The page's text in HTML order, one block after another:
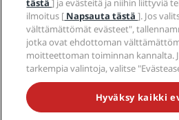
ÄLÄ JÄÄ PAITSI PARHAISTA
tästä] ja evästeitä ja niihin liittyviä
ilmoitus [ Napsauta tästä]. Jos
välttämättömät evästeet",
jotka ovat ehdottoman
moitteettoman toiminnan kannalta.
tarkempia valintoja, valitse
Hyväksy kaikki